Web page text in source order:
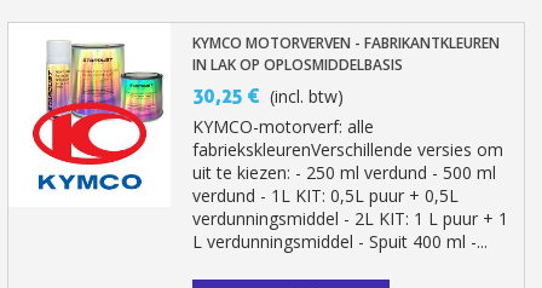
KYMCO MOTORVERVEN - FABRIKANTKLEUREN
IN LAK OP OPLOSMIDDELBASIS
30,25 € (incl. btw)
KYMCO-motorverf: alle
fabriekskleurenVerschillende versies om
uit te kiezen: - 250 ml verdund - 500 ml
verdund - 1L KIT: 0,5L puur + 0,5L
verdunningsmiddel - 2L KIT: 1 L puur + 1
L verdunningsmiddel - Spuit 400 ml -...